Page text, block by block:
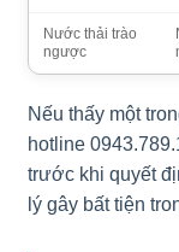
Nước thải trào
ngược
Nếu thấy một
hotline
trước khi quyết
lý gây bất tiện